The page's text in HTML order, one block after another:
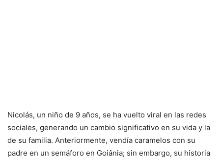
Nicolás, un niño de 9 años, se ha vuelto viral en las redes
sociales, generando un cambio significativo en su vida y la
de su familia. Anteriormente, vendía caramelos con su
padre en un semáforo en Goiânia; sin embargo, su historia